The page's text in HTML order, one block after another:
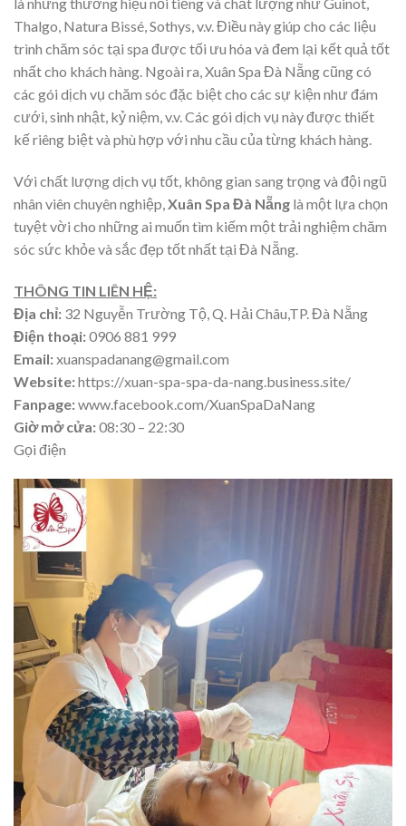
Thalgo, Natura Bissé, Sothys, v.v. Điều này giúp cho các liệu
trình chăm sóc tại spa được tối ưu hóa và đem lại kết quả tốt
nhất cho khách hàng. Ngoài ra, Xuân Spa Đà Nẵng cũng có
các gói dịch vụ chăm sóc đặc biệt cho các sự kiện như đám
cưới, sinh nhật, kỷ niệm, v.v. Các gói dịch vụ này được thiết
kế riêng biệt và phù hợp với nhu cầu của từng khách hàng.
Với chất lượng dịch vụ tốt, không gian sang trọng và đội ngũ
nhân viên chuyên nghiệp,Xuân Spa Đà Nẵng là một lựa chọn
tuyệt vời cho những ai muốn tìm kiếm một trải nghiệm chăm
sóc sức khỏe và sắc đẹp tốt nhất tại Đà Nẵng.
THÔNG TIN LIÊN HỆ:
Địa chỉ: 32 Nguyễn Trường Tộ, Q. Hải Châu,TP. Đà Nẵng
Điện thoại:0906 881 999
Email:xuanspadanang@gmail.com
Website:https://xuan-spa-spa-da-nang.business.site/
Fanpage:www.facebook.com/XuanSpaDaNang
Giờ mở cửa:08:30 – 22:30
Gọi điện